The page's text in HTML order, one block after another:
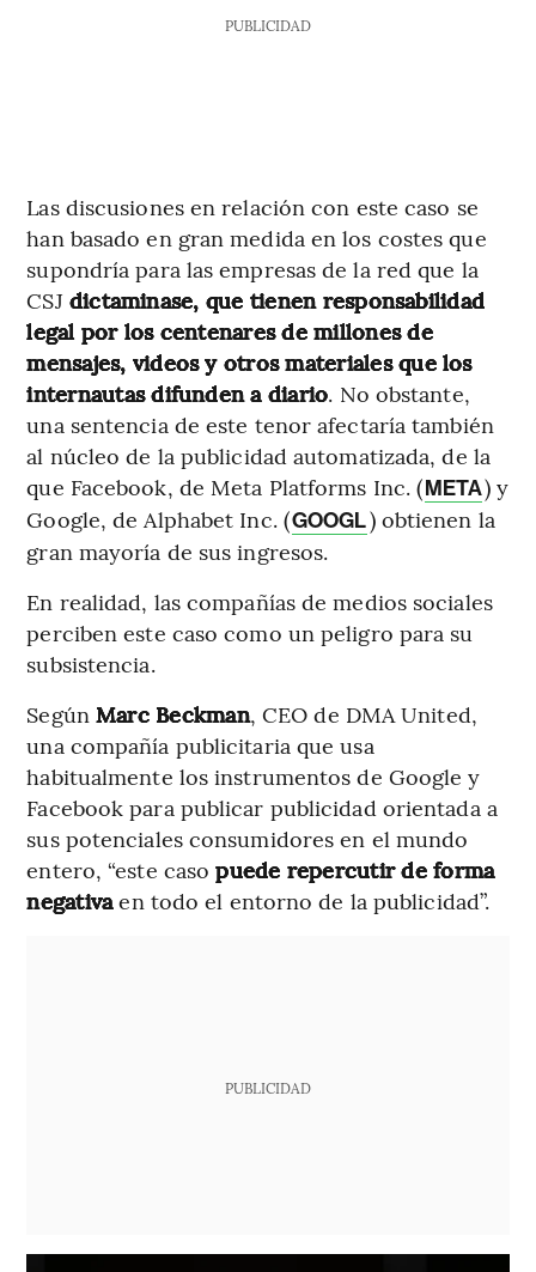
PUBLICIDAD
Las discusiones en relación con este caso se
han basado en gran medida en los costes que
supondría para las empresas de la red que la
CSJ dictaminase, que tienen responsabilidad
legal por los centenares de millones de
mensajes, videos y otros materiales que los
internautas difunden a diario. No obstante,
una sentencia de este tenor afectaría también
al núcleo de la publicidad automatizada, de la
que Facebook, de Meta Platforms Inc. (META) y
Google, de Alphabet Inc. (GOOGL) obtienen la
gran mayoría de sus ingresos.
En realidad, las compañías de medios sociales
perciben este caso como un peligro para su
subsistencia.
Según Marc Beckman, CEO de DMA United,
una compañía publicitaria que usa
habitualmente los instrumentos de Google y
Facebook para publicar publicidad orientada a
sus potenciales consumidores en el mundo
entero, “este casopuede repercutir de forma
negativaen todo el entorno de la publicidad”.
PUBLICIDAD